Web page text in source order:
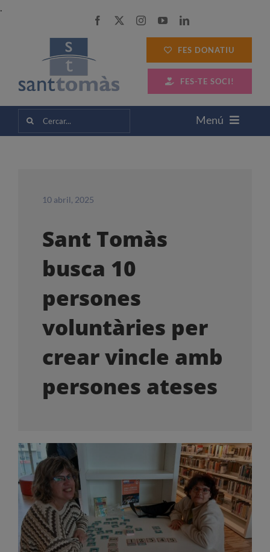
.
FES DONATIU
FES-TE SOCI!
Cerca
…
Menú
SERVEIS A LES EMPRESES
OFERTES LABORALS
COL·LABORA
LA BOTIGA
10 abril, 2025
Sant Tomàs
busca 10
persones
voluntàries per
crear vincle amb
persones ateses